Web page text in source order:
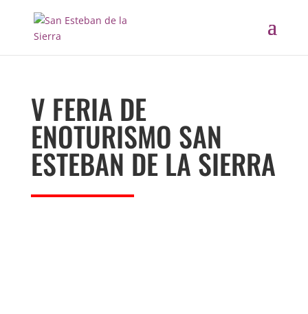
V FERIA DE
ENOTURISMO SAN
ESTEBAN DE LA SIERRA